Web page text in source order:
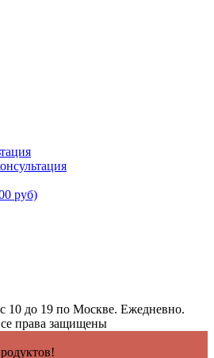
руб)
10 до 19 по Москве. Ежедневно.
права защищены